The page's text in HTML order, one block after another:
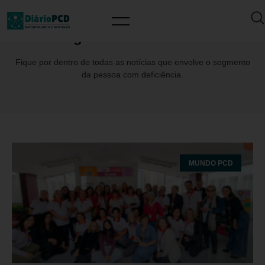
Fique por dentro de todas as notícias que envolve o segmento
da pessoa com deficiência.
MUNDO PCD